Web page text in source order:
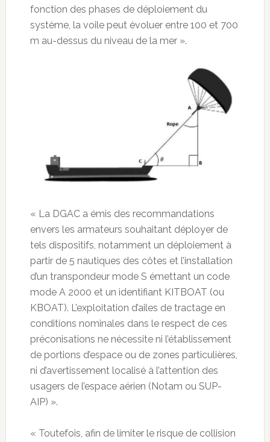
fonction des phases de déploiement du
système, la voile peut évoluer entre 100 et 700
m au-dessus du niveau de la mer ».
« La DGAC a émis des recommandations
envers les armateurs souhaitant déployer de
tels dispositifs, notamment un déploiement à
partir de 5 nautiques des côtes et l’installation
d’un transpondeur mode S émettant un code
mode A 2000 et un identifiant KITBOAT (ou
KBOAT). L’exploitation d’ailes de tractage en
conditions nominales dans le respect de ces
préconisations ne nécessite ni l’établissement
de portions d’espace ou de zones particulières,
ni d’avertissement localisé à l’attention des
usagers de l’espace aérien (Notam ou SUP-
AIP) ».
« Toutefois, afin de limiter le risque de collision